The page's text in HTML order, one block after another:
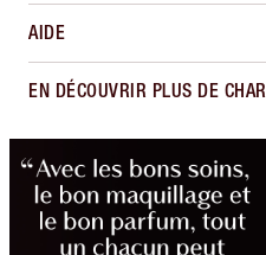
AIDE
EN DÉCOUVRIR PLUS DE